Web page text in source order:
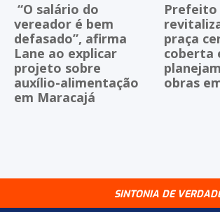
“O salário do
vereador é bem
defasado”, afirma
Lane ao explicar
projeto sobre
auxílio-alimentação
em Maracajá
Prefeito
praça
coberta
obras
SINTONIA DE